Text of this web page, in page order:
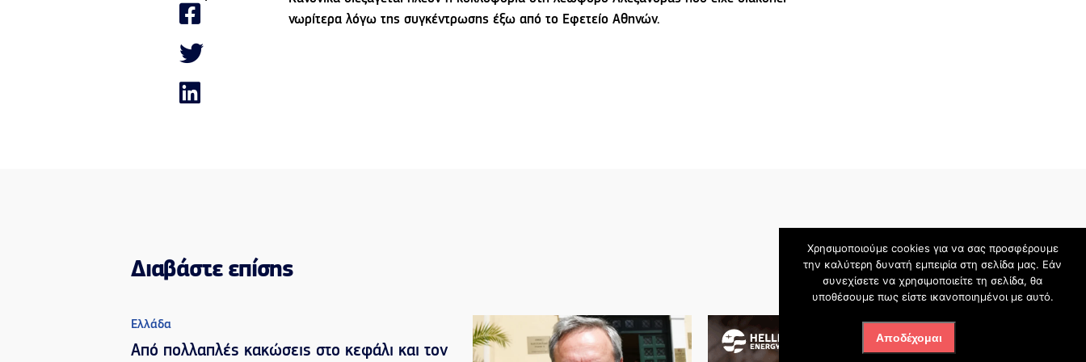
νωρίτερα λόγω της συγκέντρωσης έξω από το Εφετείο Αθηνών.
Διαβάστε επίσης
Ελλάδα
Από πολλαπλές κακώσεις στο κεφάλι και τον
Χρησιμοποιούμε cookies για να σας προσφέρουμε
την καλύτερη δυνατή εμπειρία στη σελίδα μας. Εάν
συνεχίσετε να χρησιμοποιείτε τη σελίδα, θα
υποθέσουμε πως είστε ικανοποιημένοι με αυτό.
Αποδέχομαι